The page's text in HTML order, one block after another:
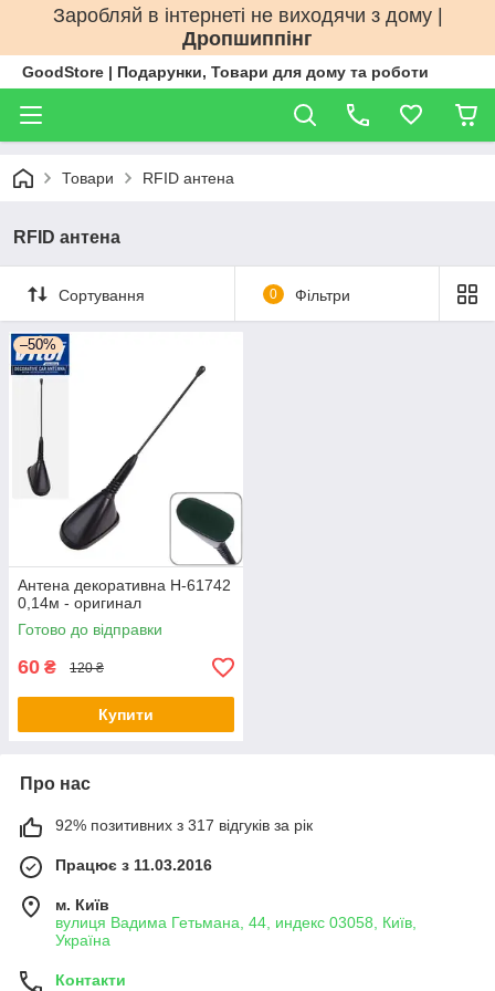
Заробляй в інтернеті не виходячи з дому |
Дропшиппінг
GoodStore | Подарунки, Товари для дому та роботи
Товари RFID антена
RFID антена
Сортування 0 Фільтри
–50%
Антена декоративна H-61742
0,14м - оригинал
Готово до відправки
60 ₴ 120 ₴
Купити
Про нас
92% позитивних з 317 відгуків за рік
Працює з 11.03.2016
м. Київ
вулиця Вадима Гетьмана, 44, индекс 03058, Київ,
Україна
Контакти